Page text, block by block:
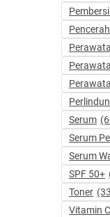
Serum
Serum
Serum
SPF 50+
Toner
Vitamin C